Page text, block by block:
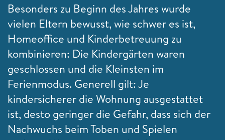
Besonders zu Beginn des Jahres wurde
vielen Eltern bewusst, wie schwer es ist,
Homeoffice und Kinderbetreuung zu
kombinieren: Die Kindergärten waren
geschlossen und die Kleinsten im
Ferienmodus. Generell gilt: Je
kindersicherer die Wohnung ausgestattet
ist, desto geringer die Gefahr, dass sich der
Nachwuchs beim Toben und Spielen